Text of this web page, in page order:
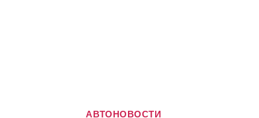
Рубрики
АВТОНОВОСТИ